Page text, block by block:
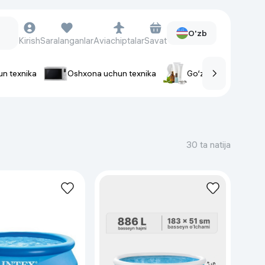
Soat kamarlari
Foto apparatlari va Video-
kameralar
Fotoapparatlari
KirishSaralanganlarAviachiptalarSavat
O'zb
texnika Oshxona uchun texnika Go‘zallik va parvarish
30 ta natija